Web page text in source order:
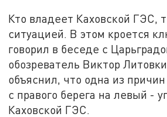
Кто владеет Каховской ГЭС,
ситуацией. В этом кроется
говорил в беседе с
обозреватель Виктор
объяснил, что одна из
с правого берега на левый -
Каховской ГЭС.